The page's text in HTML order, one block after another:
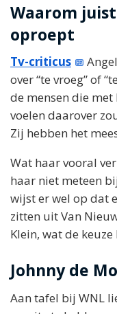
Waarom juist
oproept
Tv-criticus
over “te vroeg” of
de mensen die
voelen daarover
Zij hebben het
Wat haar vooral
haar niet meteen
wijst er wel op dat
zitten uit Van
Klein, wat de
Johnny de
Aan tafel bij WNL